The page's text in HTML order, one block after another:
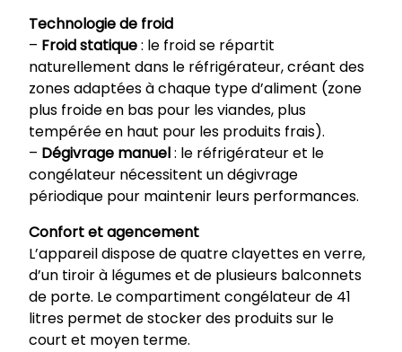
Technologie de froid
– Froid statique: le froid se répartit
naturellement dans le réfrigérateur, créant des
zones adaptées à chaque type d’aliment (zone
plus froide en bas pour les viandes, plus
tempérée en haut pour les produits frais).
– Dégivrage manuel: le réfrigérateur et le
congélateur nécessitent un dégivrage
périodique pour maintenir leurs performances.
Confort et agencement
L’appareil dispose de quatre clayettes en verre,
d’un tiroir à légumes et de plusieurs balconnets
de porte. Le compartiment congélateur de 41
litres permet de stocker des produits sur le
court et moyen terme.